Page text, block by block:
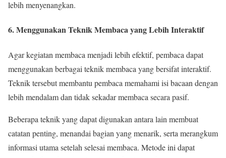
lebih menyenangkan.
6. Menggunakan Teknik Membaca yang Lebih Interaktif
Agar kegiatan membaca menjadi lebih efektif, pembaca dapat
menggunakan berbagai teknik membaca yang bersifat interaktif.
Teknik tersebut membantu pembaca memahami isi bacaan dengan
lebih mendalam dan tidak sekadar membaca secara pasif.
Beberapa teknik yang dapat digunakan antara lain membuat
catatan penting, menandai bagian yang menarik, serta merangkum
informasi utama setelah selesai membaca. Metode ini dapat